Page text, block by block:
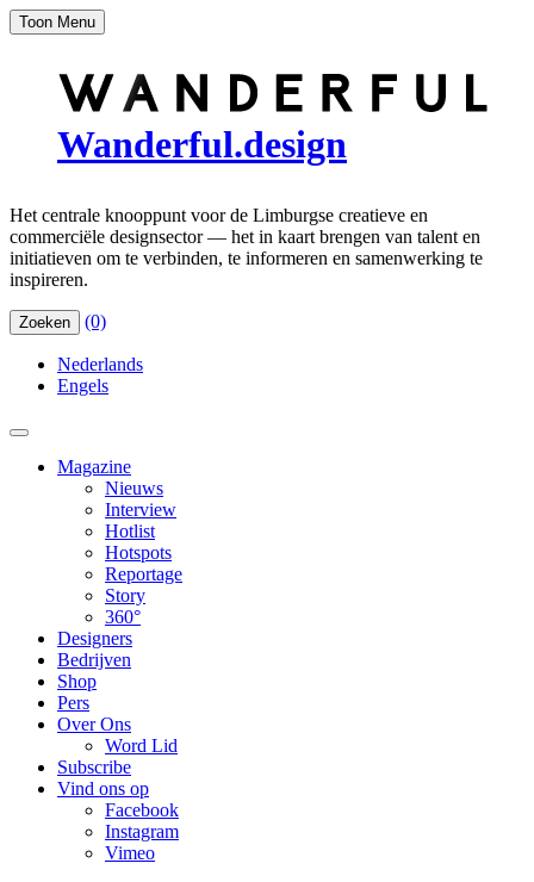
Toon Menu
Wanderful.design
Het centrale knooppunt voor de Limburgse creatieve en
commerciële designsector — het in kaart brengen van talent en
initiatieven om te verbinden, te informeren en samenwerking te
inspireren.
Zoeken (0)
Nederlands
Engels
Magazine
Nieuws
Interview
Hotlist
Hotspots
Reportage
Story
360°
Designers
Bedrijven
Shop
Pers
Over Ons
Word Lid
Subscribe
Vind ons op
Facebook
Instagram
Vimeo